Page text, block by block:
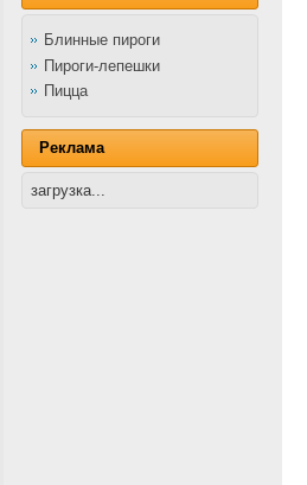
Блинные пироги
Пироги-лепешки
Пицца
Реклама
загрузка...